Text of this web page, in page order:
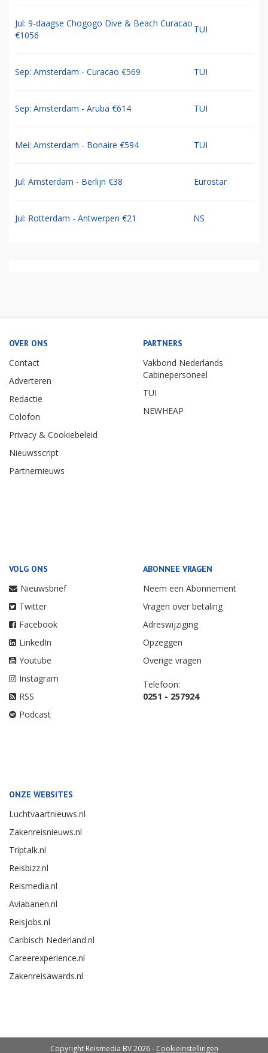
Jul: 9-daagse Chogogo Dive & Beach Curacao
€1056
TUI
Sep: Amsterdam - Curacao €569 TUI
Sep: Amsterdam - Aruba €614 TUI
Mei: Amsterdam - Bonaire €594 TUI
Jul: Amsterdam - Berlijn €38 Eurostar
Jul: Rotterdam - Antwerpen €21 NS
OVER ONS
Contact
Adverteren
Redactie
Colofon
Privacy & Cookiebeleid
Nieuwsscript
Partnernieuws
PARTNERS
Vakbond Nederlands
Cabinepersoneel
TUI
NEWHEAP
VOLG ONS
Nieuwsbrief
Twitter
Facebook
LinkedIn
Youtube
Instagram
RSS
Podcast
ABONNEE VRAGEN
Neem een Abonnement
Vragen over betaling
Adreswijziging
Opzeggen
Overige vragen
Telefoon:
0251 - 257924
ONZE WEBSITES
Luchtvaartnieuws.nl
Zakenreisnieuws.nl
Triptalk.nl
Reisbizz.nl
Reismedia.nl
Aviabanen.nl
Reisjobs.nl
Caribisch Nederland.nl
Careerexperience.nl
Zakenreisawards.nl
Copyright Reismedia BV 2026 - Cookieinstellingen